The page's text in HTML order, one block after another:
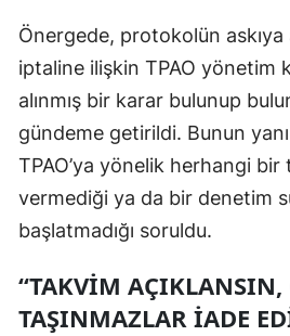
Önergede, protokolün askıya
iptaline ilişkin TPAO yönetim
alınmış bir karar bulunup
gündeme getirildi. Bunun yanı
TPAO’ya yönelik herhangi
vermediği ya da bir denetim
başlatmadığı soruldu.
“TAKVIM AÇIKLANSIN,
TAŞINMAZLAR İADE